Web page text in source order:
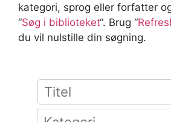
kategori, sprog eller forfatter
“Søg i biblioteket“. Brug “
du vil nulstille din søgning.